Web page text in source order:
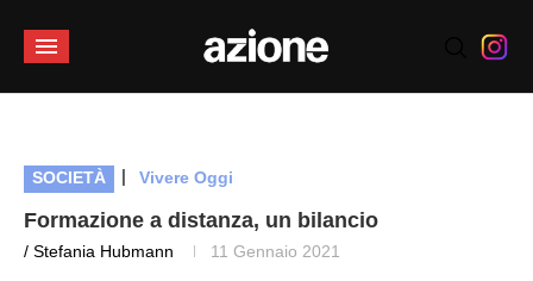
SOCIETÀ | Vivere Oggi
Formazione a distanza, un bilancio
/ Stefania Hubmann 11 Gennaio 2021